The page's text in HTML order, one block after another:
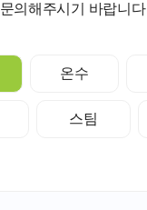
문의해주시기 바랍니다
온수
스팀